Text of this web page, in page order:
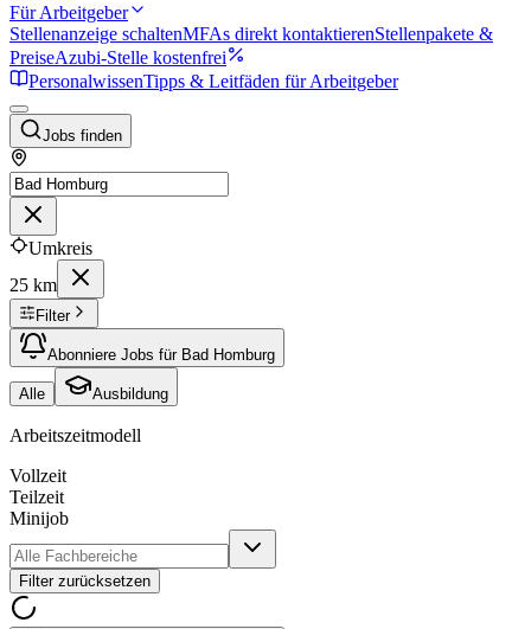
Für Arbeitgeber
Stellenanzeige schaltenMFAs direkt kontaktierenStellenpakete &
PreiseAzubi-Stelle kostenfrei
PersonalwissenTipps & Leitfäden für Arbeitgeber
Jobs finden
Umkreis
25 km
Filter
Abonniere Jobs für Bad Homburg
Alle Ausbildung
Arbeitszeitmodell
Vollzeit
Teilzeit
Minijob
Filter zurücksetzen